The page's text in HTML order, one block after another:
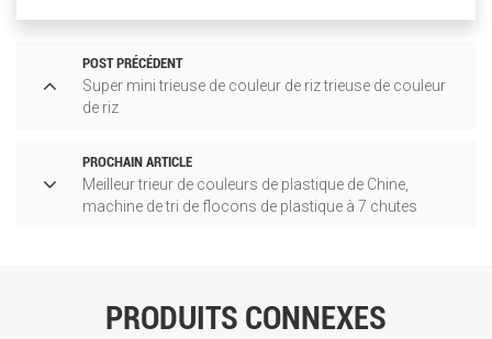
POST PRÉCÉDENT
Super mini trieuse de couleur de riz trieuse de couleur
de riz
PROCHAIN ARTICLE
Meilleur trieur de couleurs de plastique de Chine,
machine de tri de flocons de plastique à 7 chutes
PRODUITS CONNEXES